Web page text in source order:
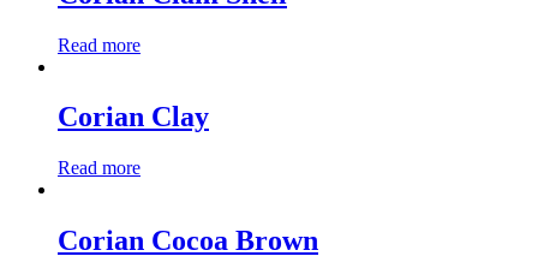
Read more
Corian Clay
Read more
Corian Cocoa Brown